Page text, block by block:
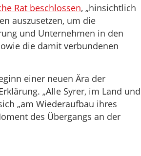
Rat beschlossen, „hinsichtlich
auszusetzen, um die
und Unternehmen in den
die damit verbundenen
einer neuen Ära der
„Alle Syrer, im Land und
„am Wiederaufbau ihres
des Übergangs an der